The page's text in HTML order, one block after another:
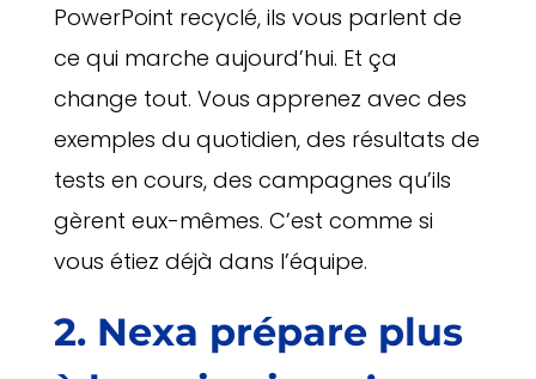
PowerPoint recyclé, ils vous parlent de
ce qui marche aujourd’hui. Et ça
change tout. Vous apprenez avec des
exemples du quotidien, des résultats de
tests en cours, des campagnes qu’ils
gèrent eux-mêmes. C’est comme si
vous étiez déjà dans l’équipe.
2. Nexa prépare plus